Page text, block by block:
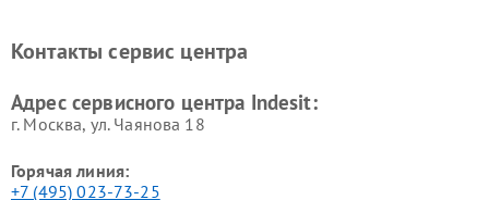
Indesit
Indesit
Контакты сервис центра
Адрес сервисного центра Indesit:
г. Москва, ул. Чаянова 18
Горячая линия:
+7 (495) 023-73-25